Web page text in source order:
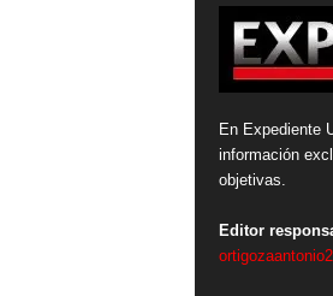
En Expediente
información
objetivas.
Editor